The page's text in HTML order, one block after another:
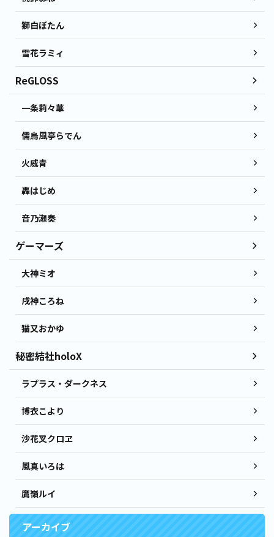
獅白ぼたん
雪花ラミィ
ReGLOSS
一条莉々華
儒烏風亭らでん
火威青
轟はじめ
音乃瀬奏
ゲーマーズ
大神ミオ
戌神ころね
猫又おかゆ
秘密結社holoX
ラプラス・ダークネス
博衣こより
沙花叉クロヱ
風真いろは
鷹嶺ルイ
アーカイブ